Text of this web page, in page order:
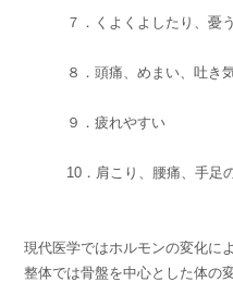
７．くよくよしたり、憂う
８．頭痛、めまい、吐き気
９．疲れやすい
10．肩こり、腰痛、手足の
現代医学ではホルモンの変化に
整体では骨盤を中心とした体の